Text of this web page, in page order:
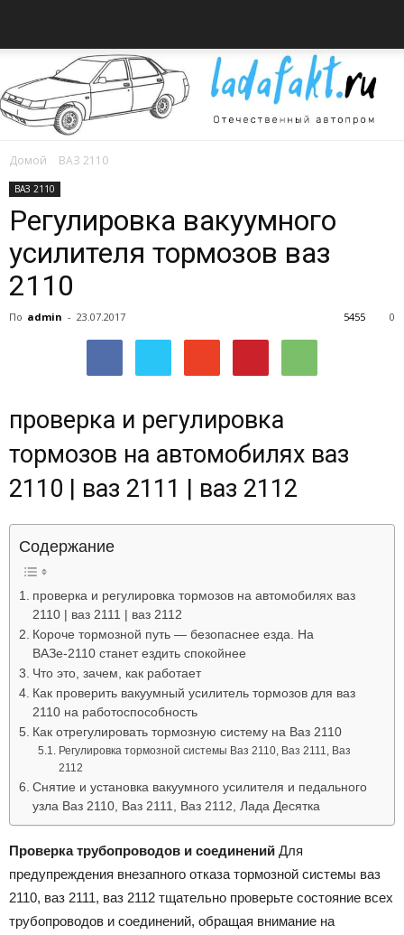
об
автомобилях
Лада
Домой ВАЗ 2110
ВАЗ 2110
Регулировка вакуумного
усилителя тормозов ваз
2110
По admin - 23.07.2017 0
5455
проверка и регулировка
тормозов на автомобилях ваз
2110 | ваз 2111 | ваз 2112
Содержание
проверка и регулировка тормозов на автомобилях ваз
2110 | ваз 2111 | ваз 2112
Короче тормозной путь — безопаснее езда. На
ВАЗе-2110 станет ездить спокойнее
Что это, зачем, как работает
Как проверить вакуумный усилитель тормозов для ваз
2110 на работоспособность
Как отрегулировать тормозную систему на Ваз 2110
Регулировка тормозной системы Ваз 2110, Ваз 2111, Ваз
2112
Снятие и установка вакуумного усилителя и педального
узла Ваз 2110, Ваз 2111, Ваз 2112, Лада Десятка
Проверка трубопроводов и соединений Для
предупреждения внезапного отказа тормозной системы ваз
2110, ваз 2111, ваз 2112 тщательно проверьте состояние всех
трубопроводов и соединений, обращая внимание на